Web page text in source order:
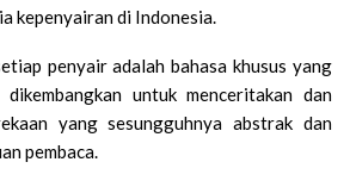
kepenyairan di Indonesia.
penyair adalah bahasa khusus yang
dikembangkan untuk menceritakan dan
yang sesungguhnya abstrak dan
pembaca.